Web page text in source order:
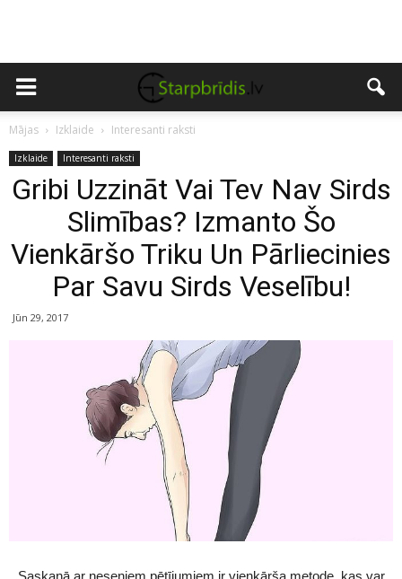
Mājas Izklaide Interesanti raksti
Izklaide Interesanti raksti
Gribi Uzzināt Vai Tev Nav Sirds
Slimības? Izmanto Šo
Vienkāršo Triku Un Pārliecinies
Par Savu Sirds Veselību!
Jūn 29, 2017
Saskaņā ar neseniem pētījumiem ir vienkārša metode, kas var